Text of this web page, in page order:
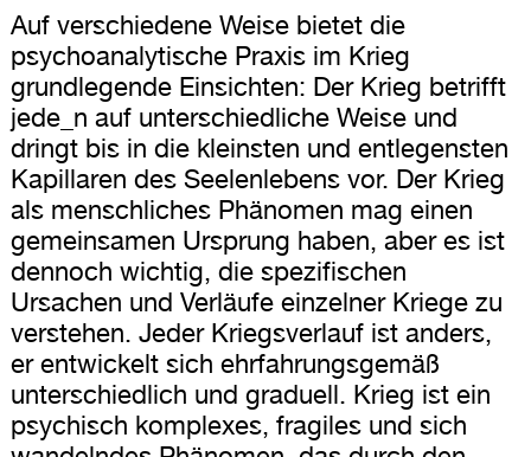
Auf verschiedene Weise bietet die
psychoanalytische Praxis im Krieg
grundlegende Einsichten: Der Krieg betrifft
jede_n auf unterschiedliche Weise und
dringt bis in die kleinsten und entlegensten
Kapillaren des Seelenlebens vor. Der Krieg
als menschliches Phänomen mag einen
gemeinsamen Ursprung haben, aber es ist
dennoch wichtig, die spezifischen
Ursachen und Verläufe einzelner Kriege zu
verstehen. Jeder Kriegsverlauf ist anders,
er entwickelt sich ehrfahrungsgemäß
unterschiedlich und graduell. Krieg ist ein
psychisch komplexes, fragiles und sich